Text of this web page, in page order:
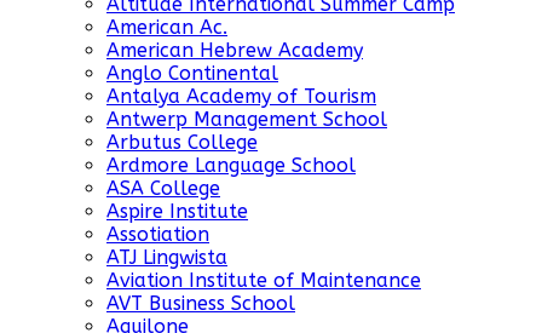
American Ac.
American Hebrew Academy
Anglo Continental
Antalya Academy of Tourism
Antwerp Management School
Arbutus College
Ardmore Language School
ASA College
Aspire Institute
Assotiation
ATJ Lingwista
Aviation Institute of Maintenance
AVT Business School
Aquilone